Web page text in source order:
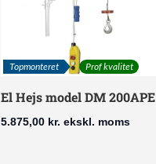
Topmonteret Prof kvalitet
El Hejs model DM 200APE
5.875,00 kr. ekskl. moms